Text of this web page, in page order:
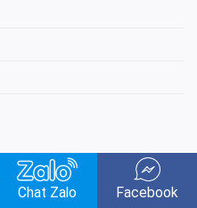
Chat Zalo Facebook